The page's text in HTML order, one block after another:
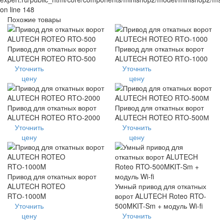
on line 148
Похожие товары
Привод для откатных ворот
ALUTECH ROTEO RTO-500
Уточнить
цену
Привод для откатных ворот
ALUTECH ROTEO RTО-1000
Уточнить
цену
Привод для откатных ворот
ALUTECH ROTEO RTО-2000
Уточнить
цену
Привод для откатных ворот
ALUTECH ROTEO RTO-500М
Уточнить
цену
Привод для откатных ворот
ALUTECH ROTEO
RTО-1000M
Уточнить
цену
Умный привод для откатных
ворот ALUTECH Roteo RTO-
500MKIT-Sm + модуль Wi-fi
Уточнить